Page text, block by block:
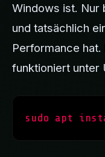
Windows ist. Nur
und tatsächlich
Performance
funktioniert unter
sudo apt